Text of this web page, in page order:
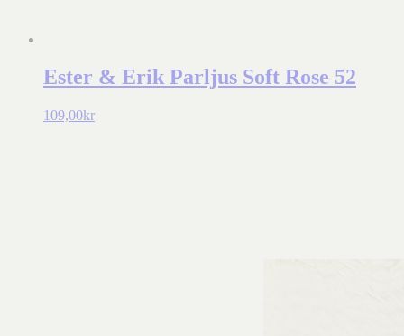
Ester & Erik Parljus Soft Rose 52
109,00kr